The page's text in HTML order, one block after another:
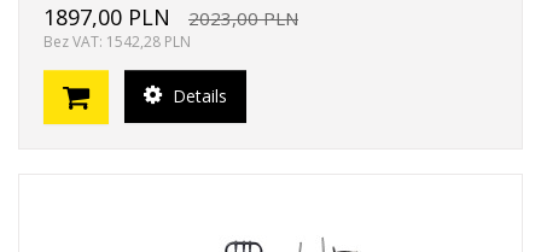
1897,00 PLN 2023,00 PLN
Bez VAT: 1542,28 PLN
Details